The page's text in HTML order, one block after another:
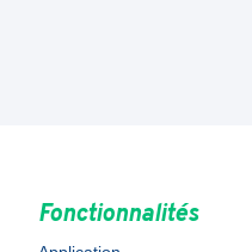
Fonctionnalités